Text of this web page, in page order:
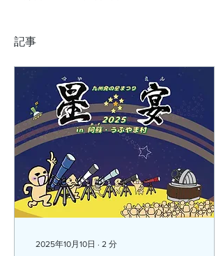
記事
2025年10月10日 ∙ 2 分